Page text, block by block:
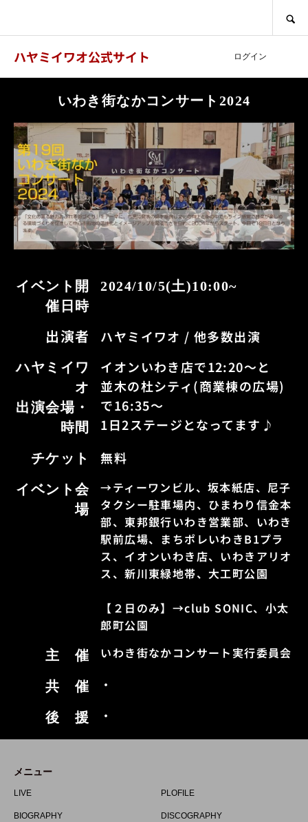
ハヤミイワオ公式サイト ログイン
いわき街なかコンサート2024
イベント開
催日時
2024/10/5(土)10:00~
出演者 ハヤミイワオ / 他多数出演
ハヤミイワ
オ
出演会場・
時間
イオンいわき店で12:20〜と
並木の杜シティ(商業棟の広場)
で16:35〜
1日2ステージとなってます♪
チケット 無料
イベント会
場
→ティーワンビル、坂本紙店、尼子
タクシー駐車場内、ひまわり信金本
部、東邦銀行いわき営業部、いわき
駅前広場、まちポレいわきB1プラ
ス、イオンいわき店、いわきアリオ
ス、新川東緑地帯、大工町公園
【２日のみ】→club SONIC、小太
郎町公園
主 催 いわき街なかコンサート実行委員会
共 催 ・
後 援 ・
メニュー
LIVE PLOFILE
BIOGRAPHY DISCOGRAPHY